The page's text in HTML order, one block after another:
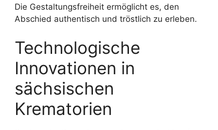
Die Gestaltungsfreiheit ermöglicht es, den
Abschied authentisch und tröstlich zu erleben.
Technologische
Innovationen in
sächsischen
Krematorien